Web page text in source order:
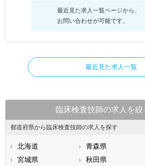
最近見た求人一覧ページから、
お問い合わせが可能です。
最近見た求人一覧
臨床検査技師の求人を絞
都道府県から臨床検査技師の求人を探す
北海道 青森県
宮城県
秋田県